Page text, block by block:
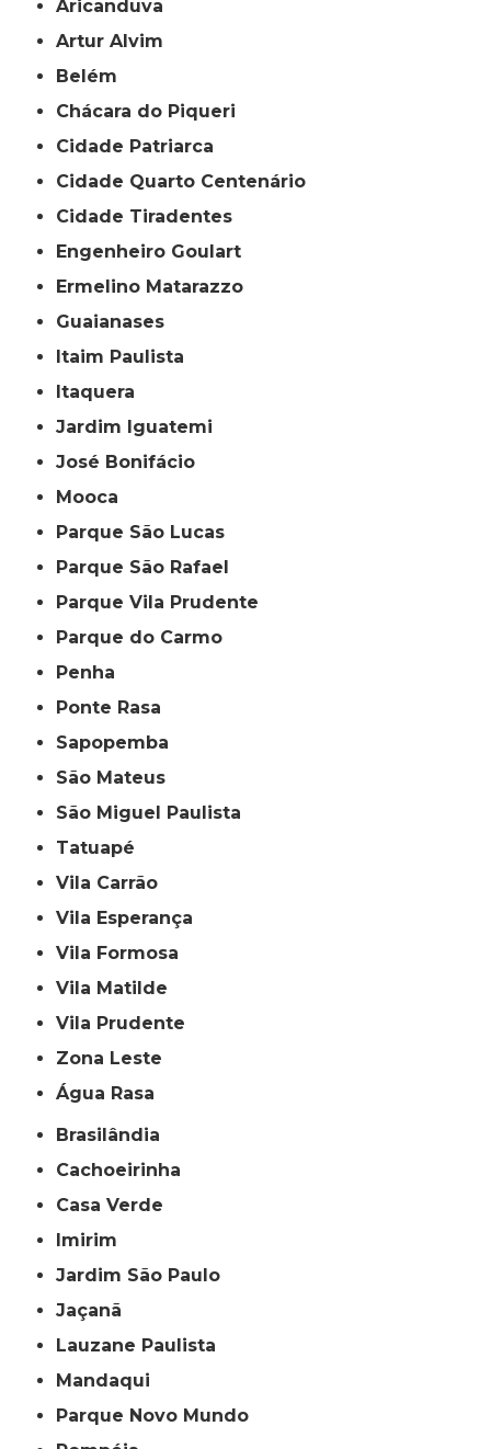
Aricanduva
Artur Alvim
Belém
Chácara do Piqueri
Cidade Patriarca
Cidade Quarto Centenário
Cidade Tiradentes
Engenheiro Goulart
Ermelino Matarazzo
Guaianases
Itaim Paulista
Itaquera
Jardim Iguatemi
José Bonifácio
Mooca
Parque São Lucas
Parque São Rafael
Parque Vila Prudente
Parque do Carmo
Penha
Ponte Rasa
Sapopemba
São Mateus
São Miguel Paulista
Tatuapé
Vila Carrão
Vila Esperança
Vila Formosa
Vila Matilde
Vila Prudente
Zona Leste
Água Rasa
Brasilândia
Cachoeirinha
Casa Verde
Imirim
Jardim São Paulo
Jaçanã
Lauzane Paulista
Mandaqui
Parque Novo Mundo